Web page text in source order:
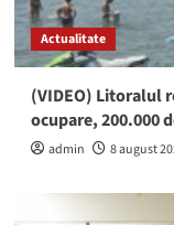
Actualitate
(VIDEO) Litoralul
ocupare, 200.000
admin 8 august